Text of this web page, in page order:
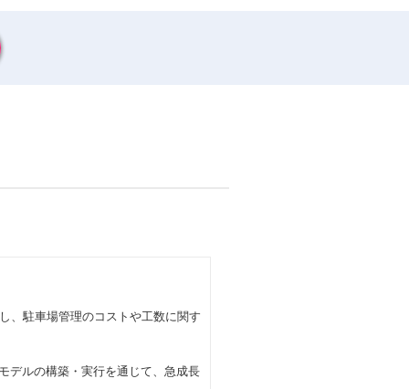
、駐車場管理のコストや工数に関す
デルの構築・実行を通じて、急成長